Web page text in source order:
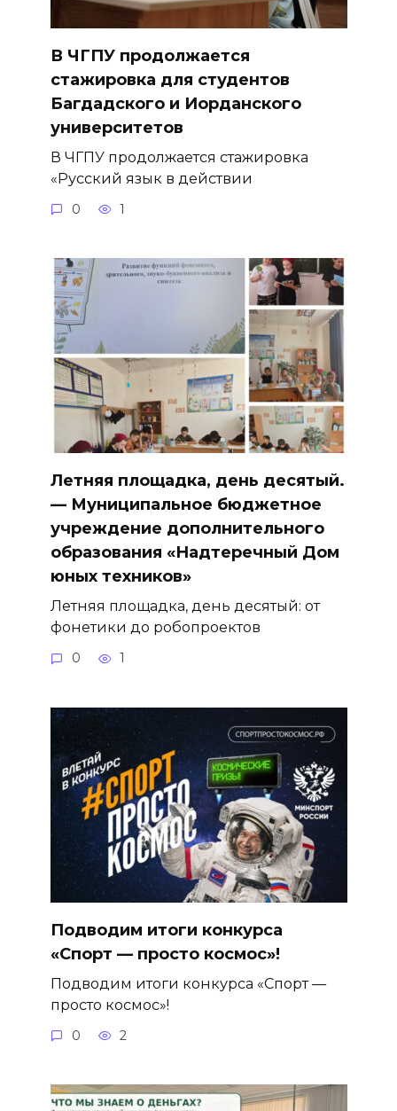
В ЧГПУ продолжается
стажировка для студентов
Багдадского и Иорданского
университетов
В ЧГПУ продолжается стажировка
«Русский язык в действии
0 1
Летняя площадка, день десятый.
— Муниципальное бюджетное
учреждение дополнительного
образования «Надтеречный Дом
юных техников»
Летняя площадка, день десятый: от
фонетики до робопроектов
0 1
Подводим итоги конкурса
«Спорт — просто космос»!
Подводим итоги конкурса «Спорт —
просто космос»!
0 2